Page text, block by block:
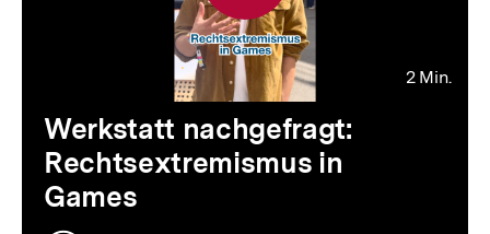
2 Min.
Video
Dauer
2
Min.
Werkstatt nachgefragt:
Rechtsextremismus in
Games